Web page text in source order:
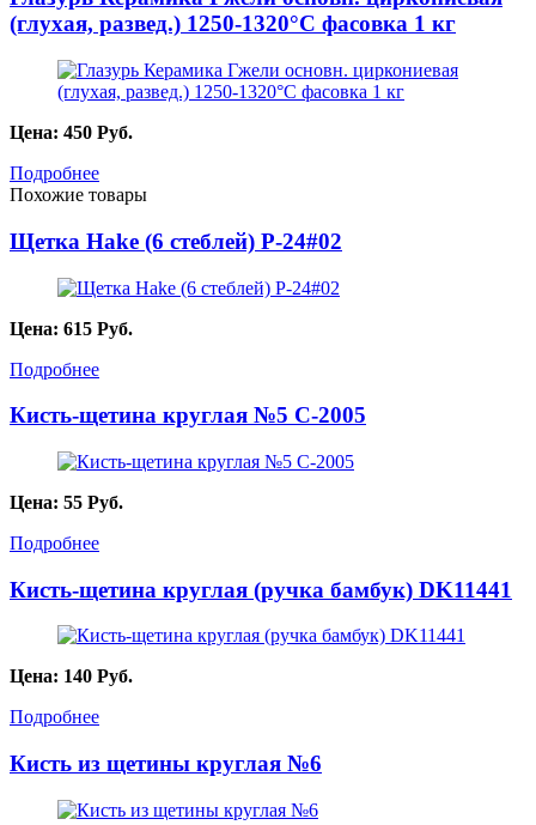
(глухая, развед.) 1250-1320°С фасовка 1 кг
Цена: 450 Руб.
Подробнее
Похожие товары
Щетка Hake (6 стеблей) P-24#02
Цена: 615 Руб.
Подробнее
Кисть-щетина круглая №5 С-2005
Цена: 55 Руб.
Подробнее
Кисть-щетина круглая (ручка бамбук) DK11441
Цена: 140 Руб.
Подробнее
Кисть из щетины круглая №6